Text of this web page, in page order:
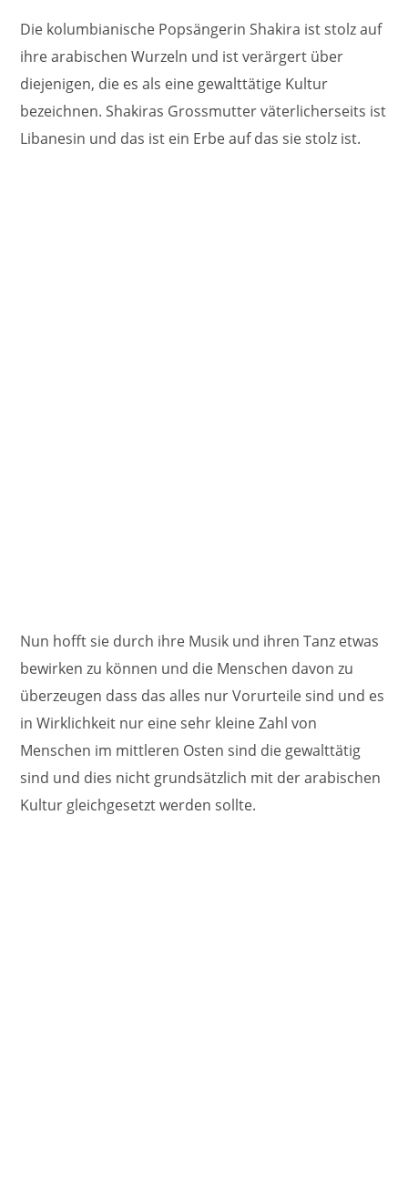
Die kolumbianische Popsängerin Shakira ist stolz auf
ihre arabischen Wurzeln und ist verärgert über
diejenigen, die es als eine gewalttätige Kultur
bezeichnen. Shakiras Grossmutter väterlicherseits ist
Libanesin und das ist ein Erbe auf das sie stolz ist.
Nun hofft sie durch ihre Musik und ihren Tanz etwas
bewirken zu können und die Menschen davon zu
überzeugen dass das alles nur Vorurteile sind und es
in Wirklichkeit nur eine sehr kleine Zahl von
Menschen im mittleren Osten sind die gewalttätig
sind und dies nicht grundsätzlich mit der arabischen
Kultur gleichgesetzt werden sollte.